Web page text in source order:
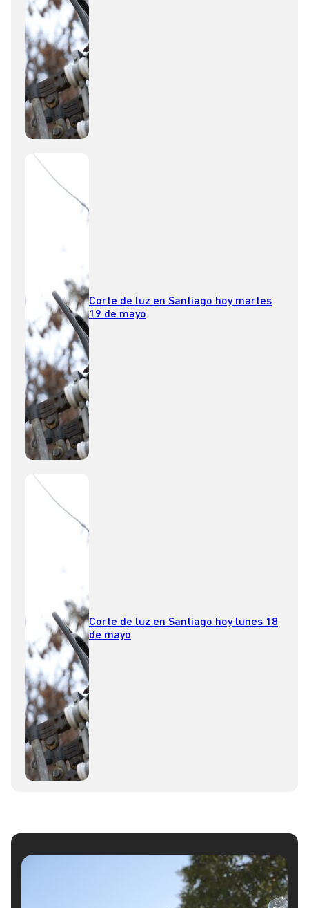
Corte de luz en Santiago hoy martes
19 de mayo
Corte de luz en Santiago hoy lunes 18
de mayo